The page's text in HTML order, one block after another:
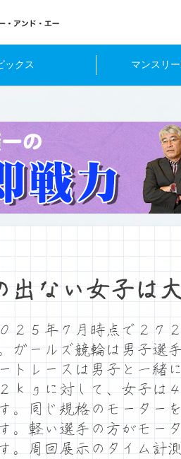
ックス マンスリ
出ない女子は
２５年７月時点で２７
ガールズ競輪は男子選
トレースは男子と一緒
ｋｇに対して、女子は
。同じ規格のモーター
。軽い選手の方がモー
。周回展示のタイム計